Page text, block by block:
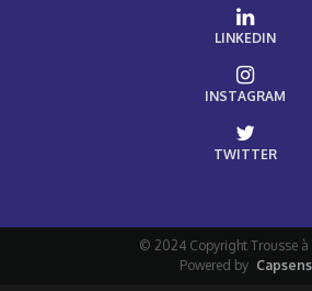
LINKEDIN
INSTAGRAM
TWITTER
© 2024 Copyright Trousse à
Powered by Capsens